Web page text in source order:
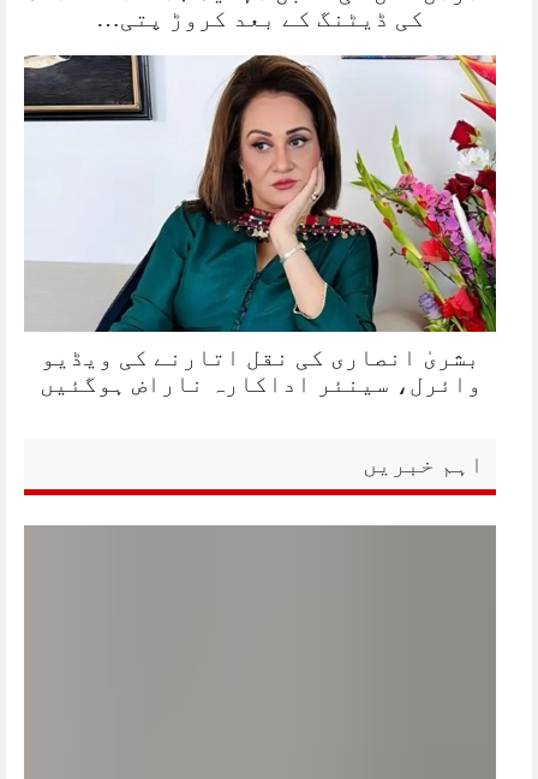
کی ڈیٹنگ کے بعد کروڑ پتی…
بشریٰ انصاری کی نقل اتارنے کی ویڈیو
وائرل، سینئر اداکارہ ناراض ہوگئیں
اہم خبریں